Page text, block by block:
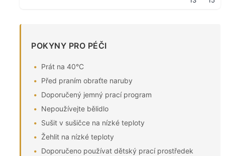
POKYNY PRO PÉČI
Prát na 40°C
Před praním obraťte naruby
Doporučený jemný prací program
Nepoužívejte bělidlo
Sušit v sušičce na nízké teploty
Žehlit na nízké teploty
Doporučeno používat dětský prací prostředek